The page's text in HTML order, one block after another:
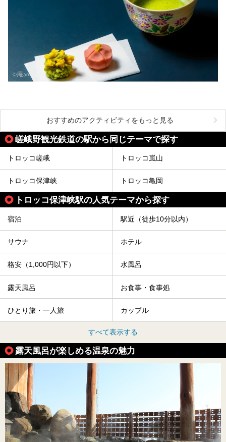
おすすめのアクティビティをもっと見る
嵯峨野観光鉄道の駅から同じテーマで探す
トロッコ嵯峨 トロッコ嵐山
トロッコ保津峡 トロッコ亀岡
トロッコ保津峡駅の人気テーマから探す
宿泊 駅近（徒歩10分以内）
サウナ ホテル
格安（1,000円以下） 水風呂
露天風呂 お食事・食事処
ひとり旅・一人旅 カップル
すべて表示する
露天風呂が楽しめる温泉の魅力